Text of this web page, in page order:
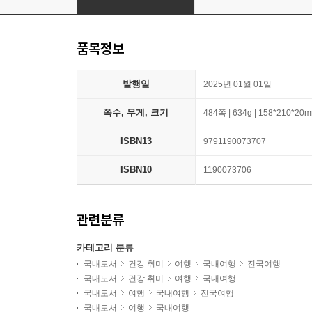
품목정보
발행일 2025년 01월 01일
쪽수, 무게, 크기 484쪽 | 634g |
ISBN13 9791190073707
ISBN10 1190073706
관련분류
카테고리 분류
국내도서 건강 취미 여행 국내여행
전국여행
국내도서
건강 취미 여행
국내여행
국내도서
여행 국내여행
전국여행
국내도서
여행 국내여행